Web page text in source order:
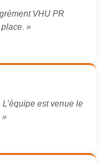
VHU PR
»
est venue le
»